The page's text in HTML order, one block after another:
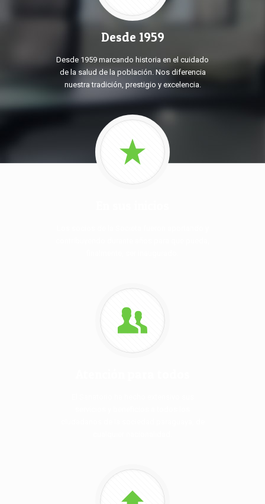
Desde 1959
Desde 1959 marcando historia en el cuidado
de la salud de la población. Nos diferencia
nuestra tradición, prestigio y excelencia.